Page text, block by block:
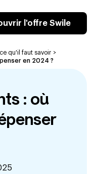
l'offre Swile
qu'il faut savoir >
en 2024 ?
: où